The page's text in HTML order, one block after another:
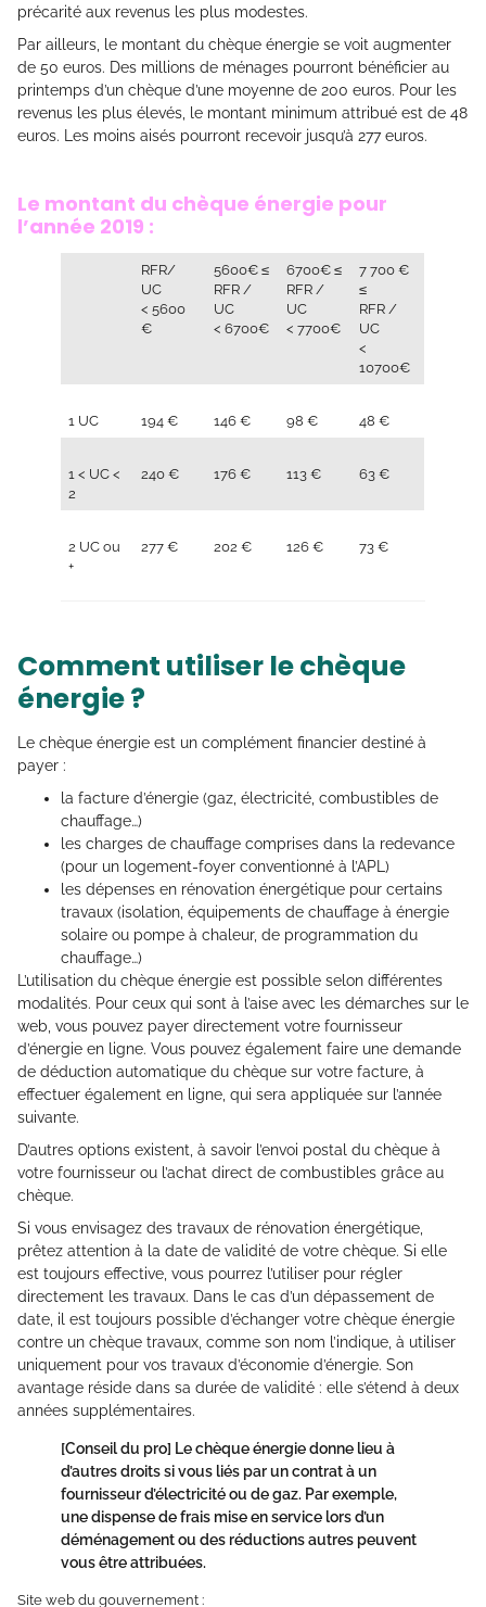
précarité aux revenus les plus modestes.
Par ailleurs, le montant du chèque énergie se voit augmenter
de 50 euros. Des millions de ménages pourront bénéficier au
printemps d’un chèque d’une moyenne de 200 euros. Pour les
revenus les plus élevés, le montant minimum attribué est de 48
euros. Les moins aisés pourront recevoir jusqu’à 277 euros.
Le montant du chèque énergie pour
l’année 2019 :
RFR/
UC
< 5600
€
5600€ ≤
RFR /
UC
< 6700€
6700€ ≤
RFR /
UC
< 7700€
7 700 €
≤
RFR /
UC
<
10700€
1 UC 194 € 146 € 98 € 48 €
1 < UC <
2
240 € 176 € 113 € 63 €
2 UC ou
+
277 € 202 € 126 € 73 €
Comment utiliser le chèque
énergie ?
Le chèque énergie est un complément financier destiné à
payer :
la facture d’énergie (gaz, électricité, combustibles de
chauffage…)
les charges de chauffage comprises dans la redevance
(pour un logement-foyer conventionné à l’APL)
les dépenses en rénovation énergétique pour certains
travaux (isolation, équipements de chauffage à énergie
solaire ou pompe à chaleur, de programmation du
chauffage…)
L’utilisation du chèque énergie est possible selon différentes
modalités. Pour ceux qui sont à l’aise avec les démarches sur le
web, vous pouvez payer directement votre fournisseur
d’énergie en ligne. Vous pouvez également faire une demande
de déduction automatique du chèque sur votre facture, à
effectuer également en ligne, qui sera appliquée sur l’année
suivante.
D’autres options existent, à savoir l’envoi postal du chèque à
votre fournisseur ou l’achat direct de combustibles grâce au
chèque.
Si vous envisagez des travaux de rénovation énergétique,
prêtez attention à la date de validité de votre chèque. Si elle
est toujours effective, vous pourrez l’utiliser pour régler
directement les travaux. Dans le cas d’un dépassement de
date, il est toujours possible d’échanger votre chèque énergie
contre un chèque travaux, comme son nom l’indique, à utiliser
uniquement pour vos travaux d’économie d’énergie. Son
avantage réside dans sa durée de validité : elle s’étend à deux
années supplémentaires.
[Conseil du pro] Le chèque énergie donne lieu à
d’autres droits si vous liés par un contrat à un
fournisseur d’électricité ou de gaz. Par exemple,
une dispense de frais mise en service lors d’un
déménagement ou des réductions autres peuvent
vous être attribuées.
Site web du gouvernement :